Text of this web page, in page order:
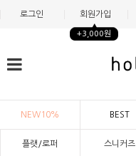
로그인 회원가입
+3,000원
NEW10% BEST
플랫/로퍼 스니커즈